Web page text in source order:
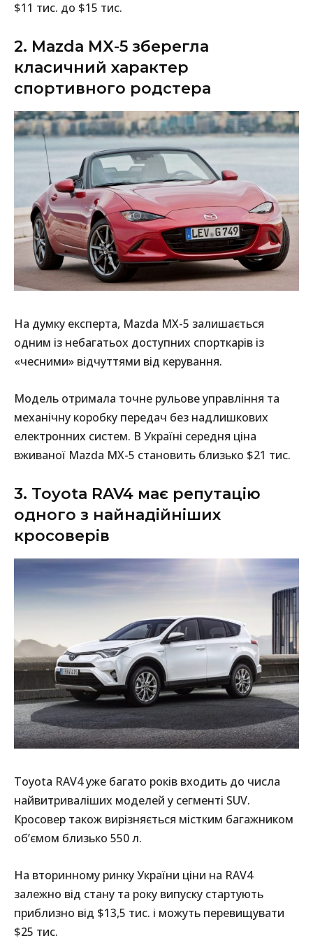
$11 тис. до $15 тис.
2. Mazda MX-5 зберегла
класичний характер
спортивного родстера
На думку експерта, Mazda MX-5 залишається
одним із небагатьох доступних спорткарів із
«чесними» відчуттями від керування.
Модель отримала точне рульове управління та
механічну коробку передач без надлишкових
електронних систем. В Україні середня ціна
вживаної Mazda MX-5 становить близько $21 тис.
3. Toyota RAV4 має репутацію
одного з найнадійніших
кросоверів
Toyota RAV4 уже багато років входить до числа
найвитриваліших моделей у сегменті SUV.
Кросовер також вирізняється містким багажником
об’ємом близько 550 л.
На вторинному ринку України ціни на RAV4
залежно від стану та року випуску стартують
приблизно від $13,5 тис. і можуть перевищувати
$25 тис.